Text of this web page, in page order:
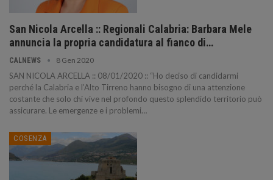
San Nicola Arcella :: Regionali Calabria: Barbara Mele
annuncia la propria candidatura al fianco di…
CALNEWS 8 Gen 2020
SAN NICOLA ARCELLA :: 08/01/2020 :: “Ho deciso di candidarmi
perché la Calabria e l’Alto Tirreno hanno bisogno di una attenzione
costante che solo chi vive nel profondo questo splendido territorio può
assicurare. Le emergenze e i problemi…
COSENZA